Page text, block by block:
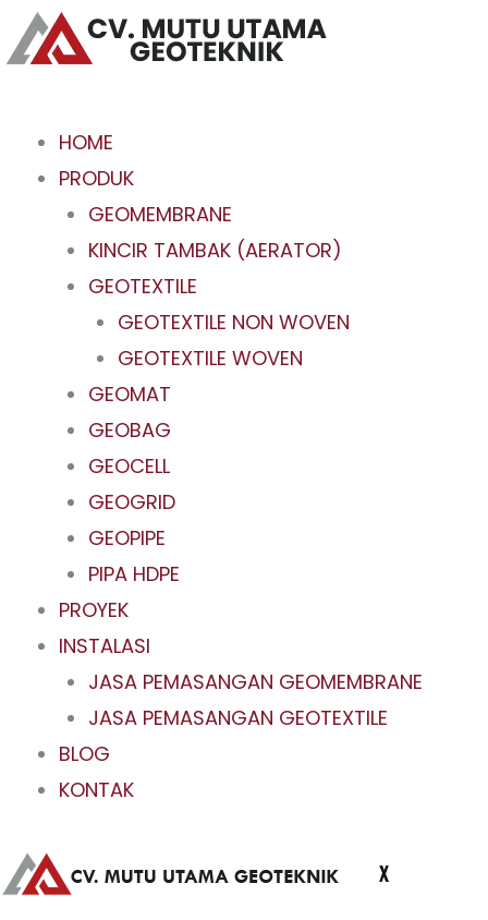
Skip
to
HOME
PRODUK
GEOMEMBRANE
KINCIR TAMBAK (AERATOR)
GEOTEXTILE
GEOTEXTILE NON WOVEN
GEOTEXTILE WOVEN
GEOMAT
GEOBAG
GEOCELL
GEOGRID
GEOPIPE
PIPA HDPE
PROYEK
INSTALASI
JASA PEMASANGAN GEOMEMBRANE
JASA PEMASANGAN GEOTEXTILE
BLOG
KONTAK
X